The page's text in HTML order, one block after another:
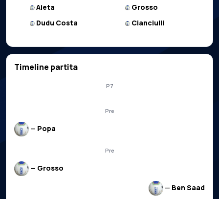
Aieta
Dudu Costa
Grosso
Cianciulli
Timeline partita
P7
Pre
— Popa
Pre
— Grosso
— Ben Saad